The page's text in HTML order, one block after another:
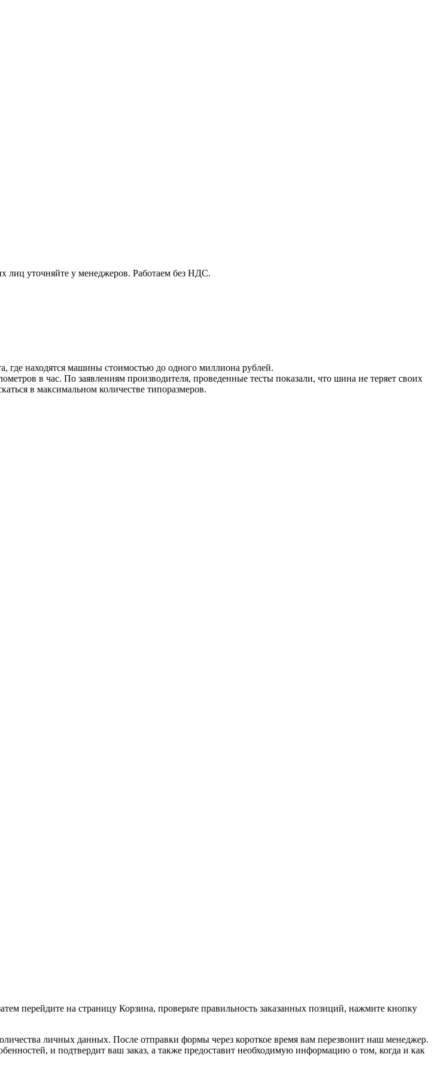
лиц уточняйте у менеджеров. Работаем без НДС.
где находятся машины стоимостью до одного миллиона рублей.
в час. По заявлениям производителя, проведенные тесты показали, что шина не теряет своих
в максимальном количестве типоразмеров.
перейдите на страницу Корзина, проверьте правильность заказанных позиций, нажмите кнопку
личных данных. После отправки формы через короткое время вам перезвонит наш менеджер.
и подтвердит ваш заказ, а также предоставит необходимую информацию о том, когда и как